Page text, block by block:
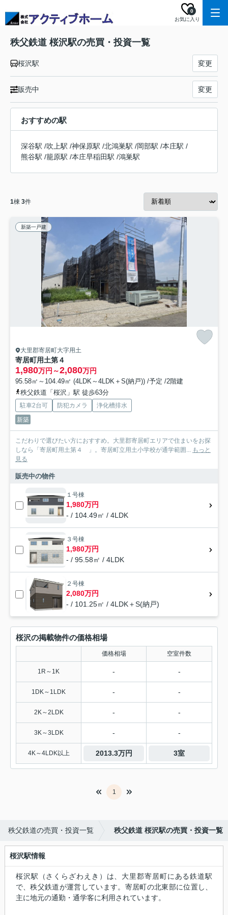
お気に入り
0
秩父鉄道 桜沢駅の売買・投資一覧
桜沢駅 変更
販売中 変更
おすすめの駅
深谷駅 /吹上駅 /神保原駅 /北鴻巣駅 /岡部駅 /本庄駅 /
熊谷駅 /籠原駅 /本庄早稲田駅 /鴻巣駅
1棟 3件
新築一戸建
大里郡寄居町大字用土
寄居町用土第４
1,980万円～2,080万円
95.58㎡～104.49㎡ (4LDK～4LDK＋S(納戸)) /予定 /2階建
秩父鉄道「桜沢」駅 徒歩63分
駐車2台可 防犯カメラ
浄化槽排水
新築
こだわりで選びたい方におすすめ。大里郡寄居町エリアで住まいをお探
しなら「寄居町用土第４ 」。寄居町立用土小学校が通学範囲... もっと
見る
販売中の物件
１号棟
1,980万円
- / 104.49㎡ / 4LDK
３号棟
1,980万円
- / 95.58㎡ / 4LDK
２号棟
2,080万円
- / 101.25㎡ / 4LDK＋S(納戸)
桜沢の掲載物件の価格相場
価格相場 空室件数
1R～1K - -
1DK～1LDK - -
2K～2LDK - -
3K～3LDK - -
4K～4LDK以上 2013.3万円 3室
1
秩父鉄道の売買・投資一覧 秩父鉄道 桜沢駅の売買・投資一覧
桜沢駅情報
桜沢駅（さくらざわえき）は、大里郡寄居町にある鉄道駅
で、秩父鉄道が運営しています。寄居町の北東部に位置し、
主に地元の通勤・通学客に利用されています。